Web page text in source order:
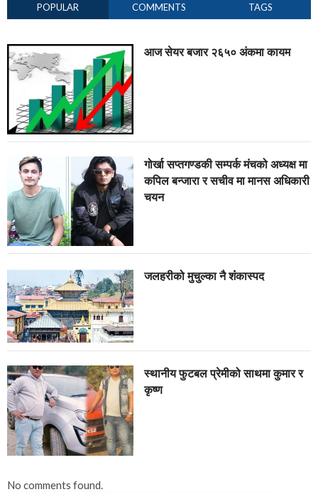
POPULAR COMMENTS TAGS
आज सेयर बजार २६५० अंकमा कायम
गोर्खा सप्तगण्डकी सम्पर्क मंचको अध्यक्ष मा
कपिल बन्जारा र सचीव मा मानस अधिकारी
चयन
जलहरीको मुचुल्का नै शंंकास्पद
स्थानीय फुटबल प्रेमीको साथमा कुमार र
कृष्ण
No comments found.